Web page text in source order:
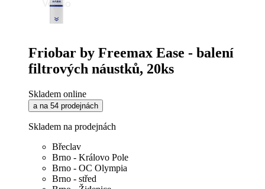
Friobar by Freemax Ease - balení
filtrových náustků, 20ks
Skladem online
a na 54 prodejnách
Skladem na prodejnách
Břeclav
Brno - Královo Pole
Brno - OC Olympia
Brno - střed